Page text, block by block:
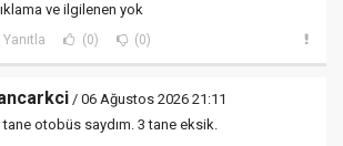
ve ilgilenen yok
Yanıtla (0) (0)
/ 06 Ağustos 2026 21:11
tane otobüs saydım. 3 tane eksik.